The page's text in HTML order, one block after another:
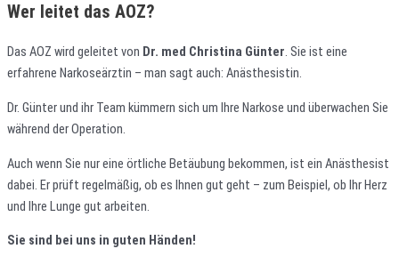
Wer leitet das AOZ?
Das AOZ wird geleitet von Dr. med Christina Günter. Sie ist eine
erfahrene Narkoseärztin – man sagt auch: Anästhesistin.
Dr. Günter und ihr Team kümmern sich um Ihre Narkose und überwachen Sie
während der Operation.
Auch wenn Sie nur eine örtliche Betäubung bekommen, ist ein Anästhesist
dabei. Er prüft regelmäßig, ob es Ihnen gut geht – zum Beispiel, ob Ihr Herz
und Ihre Lunge gut arbeiten.
Sie sind bei uns in guten Händen!